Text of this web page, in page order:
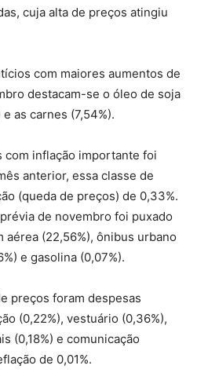
cuja alta de preços atingiu
com maiores aumentos de
destacam-se o óleo de soja
as carnes (7,54%).
com inflação importante foi
anterior, essa classe de
(queda de preços) de 0,33%.
de novembro foi puxado
aérea (22,56%), ônibus urbano
e gasolina (0,07%).
preços foram despesas
(0,22%), vestuário (0,36%),
(0,18%) e comunicação
de 0,01%.